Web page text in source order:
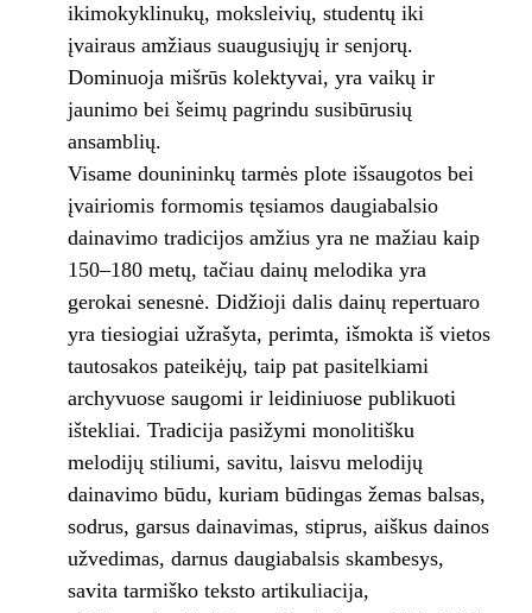
ikimokyklinukų, moksleivių, studentų iki
įvairaus amžiaus suaugusiųjų ir senjorų.
Dominuoja mišrūs kolektyvai, yra vaikų ir
jaunimo bei šeimų pagrindu susibūrusių
ansamblių.
Visame dounininkų tarmės plote išsaugotos bei
įvairiomis formomis tęsiamos daugiabalsio
dainavimo tradicijos amžius yra ne mažiau kaip
150–180 metų, tačiau dainų melodika yra
gerokai senesnė. Didžioji dalis dainų repertuaro
yra tiesiogiai užrašyta, perimta, išmokta iš vietos
tautosakos pateikėjų, taip pat pasitelkiami
archyvuose saugomi ir leidiniuose publikuoti
ištekliai. Tradicija pasižymi monolitišku
melodijų stiliumi, savitu, laisvu melodijų
dainavimo būdu, kuriam būdingas žemas balsas,
sodrus, garsus dainavimas, stiprus, aiškus dainos
užvedimas, darnus daugiabalsis skambesys,
savita tarmiško teksto artikuliacija,